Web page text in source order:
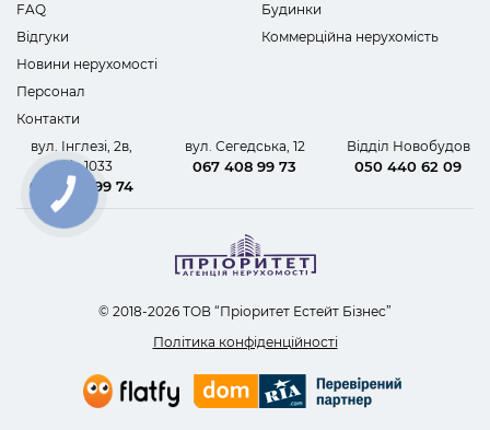
FAQ
Відгуки
Новини нерухомості
Персонал
Контакти
Будинки
Коммерційна нерухомість
вул. Інглезі, 2в,
офіс 1033
067 408 99 74
вул. Сегедська, 12
067 408 99 73
Відділ Новобудов
050 440 62 09
© 2018-2026 ТОВ “Пріоритет Естейт Бізнес”
Політика конфіденційності
КНОПКА
ЗВ'ЯЗКУ